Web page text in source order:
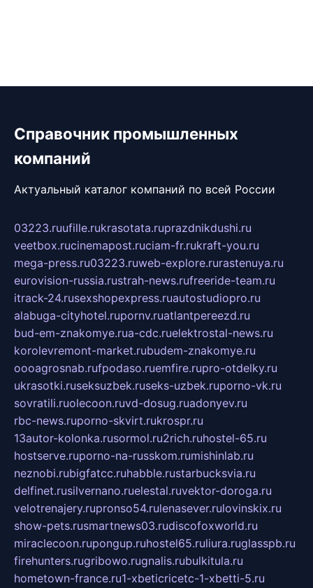
Справочник промышленных
компаний
Актуальный каталог компаний по всей России
03223.ruufille.rukrasotata.ruprazdnikdushi.ru
veetbox.rucinemapost.ruciam-fr.rukraft-you.ru
mega-press.ru03223.ruweb-explore.rurastenuya.ru
eurovision-russia.rustrah-news.rufreeride-team.ru
itrack-24.rusexshopexpress.ruautostudiopro.ru
alabuga-cityhotel.rupornv.ruatlantpereezd.ru
bud-em-znakomye.rua-cdc.ruelektrostal-news.ru
korolevremont-market.rubudem-znakomye.ru
oooagrosnab.rufpodaso.ruemfire.rupro-otdelky.ru
ukrasotki.ruseksuzbek.ruseks-uzbek.ruporno-vk.ru
sovratili.ruolecoon.ruvd-dosug.ruadonyev.ru
rbc-news.ruporno-skvirt.rukrospr.ru
13autor-kolonka.rusormol.ru2rich.ruhostel-65.ru
hostserve.ruporno-na-russkom.rumishinlab.ru
neznobi.rubigfatcc.ruhabble.rustarbucksvia.ru
delfinet.rusilvernano.ruelestal.ruvektor-doroga.ru
velotrenajery.rupronso54.rulenasever.rulovinskix.ru
show-pets.rusmartnews03.rudiscofoxworld.ru
miraclecoon.rupongup.ruhostel65.ruliura.ruglasspb.ru
firehunters.rugribowo.rugnalis.rubulkitula.ru
hometown-france.ru1-xbeticricetc-1-xbetti-5.ru